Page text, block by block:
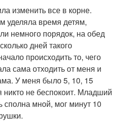
изменить все в корне.
уделяла время детям,
немного порядок, на обед
дней такого
происходить то, чего
сама отходить от меня и
У меня было 5, 10, 15
никто не беспокоит. Младший
мной, мог минут 10